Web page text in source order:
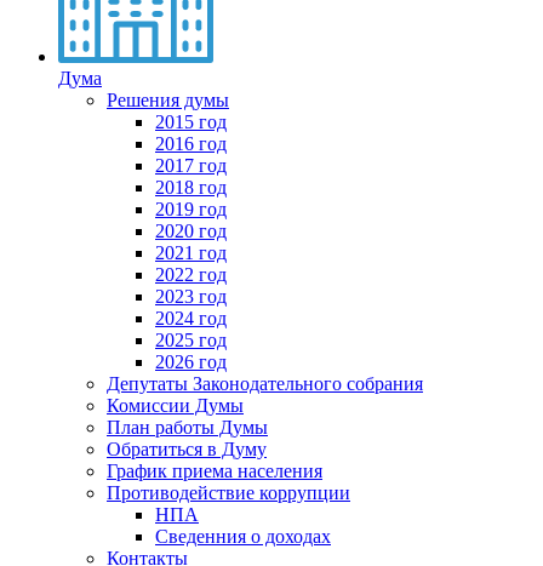
Дума
Решения думы
2015 год
2016 год
2017 год
2018 год
2019 год
2020 год
2021 год
2022 год
2023 год
2024 год
2025 год
2026 год
Депутаты Законодательного собрания
Комиссии Думы
План работы Думы
Обратиться в Думу
График приема населения
Противодействие коррупции
НПА
Сведенния о доходах
Контакты